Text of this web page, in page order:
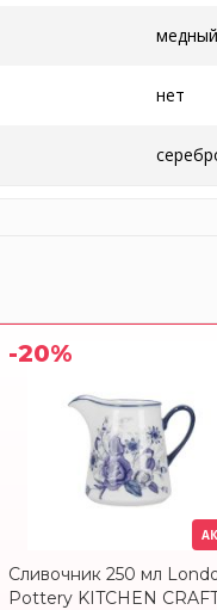
медный
нет
-20%
Сливочник 250 мл
Pottery KITCHEN